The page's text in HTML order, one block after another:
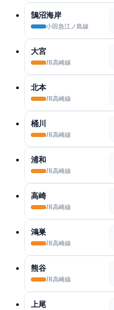
鵠沼海岸
小田急江ノ島線
大宮
JR高崎線
北本
JR高崎線
桶川
JR高崎線
浦和
JR高崎線
高崎
JR高崎線
鴻巣
JR高崎線
熊谷
JR高崎線
上尾